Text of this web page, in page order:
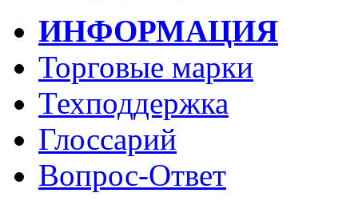
ИНФОРМАЦИЯ
Торговые марки
Техподдержка
Глоссарий
Вопрос-Ответ